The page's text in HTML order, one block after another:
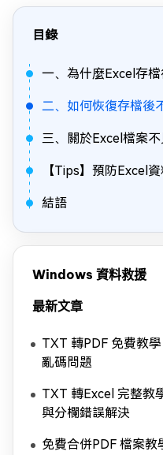
目錄
一、為什麼Excel存檔
二、如何恢復存檔後
三、關於Excel檔案
【Tips】預防Excel
結語
Windows 資料救援
最新文章
TXT 轉PDF 免費教
亂碼問題
TXT 轉Excel 完整教
與分欄錯誤解決
免費合併PDF 檔案